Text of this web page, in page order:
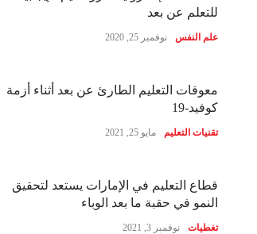
للتعلم عن بعد
علم النفس نوفمبر 25, 2020
معوقات التعليم الطارئ عن بعد أثناء أزمة
كوفيد-19
تقنيات التعليم مايو 25, 2021
قطاع التعليم في الإمارات يستعد لتحقيق
النمو في حقبة ما بعد الوباء
تغطيات نوفمبر 3, 2021